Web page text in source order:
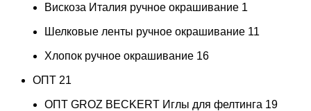
Вискоза Италия ручное окрашивание 1
Шелковые ленты ручное окрашивание 11
Хлопок ручное окрашивание 16
ОПТ 21
ОПТ GROZ BECKERT Иглы для фелтинга 19